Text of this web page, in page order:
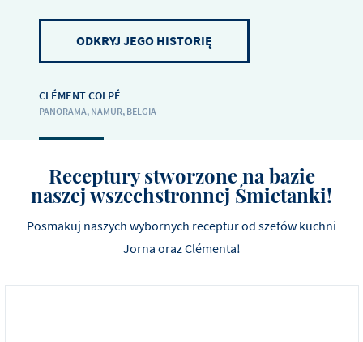
ODKRYJ JEGO HISTORIĘ
CLÉMENT COLPÉ
PANORAMA, NAMUR, BELGIA
Receptury stworzone na bazie
naszej wszechstronnej Śmietanki!
Posmakuj naszych wybornych receptur od szefów kuchni
Jorna oraz Clémenta!